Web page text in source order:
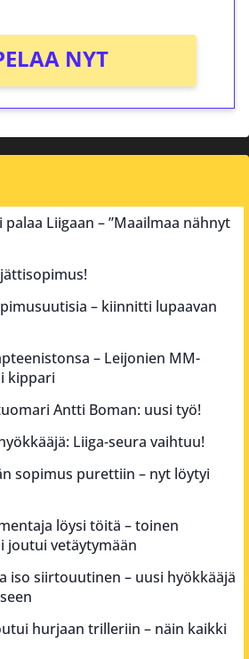
NYT
Liigaan – ”Maailmaa nähnyt
– kiinnitti lupaavan
– Leijonien MM-
kippari
Antti Boman: uusi työ!
Liiga-seura vaihtuu!
sopimus purettiin – nyt löytyi
löysi töitä – toinen
joutui vetäytymään
iso siirtouutinen – uusi hyökkääjä
hurjaan trilleriin – näin kaikki